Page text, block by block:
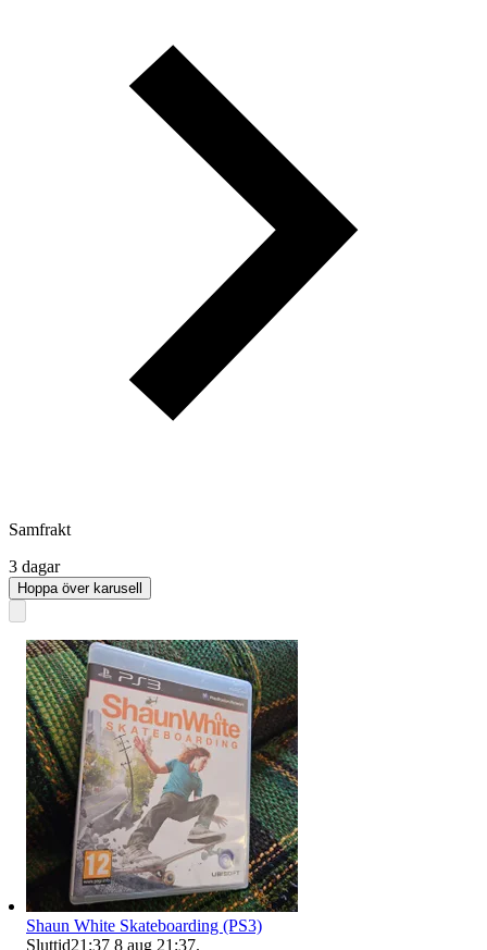
Samfrakt
3 dagar
Hoppa över karusell
Shaun White Skateboarding (PS3)
Sluttid21:37 8 aug 21:37.